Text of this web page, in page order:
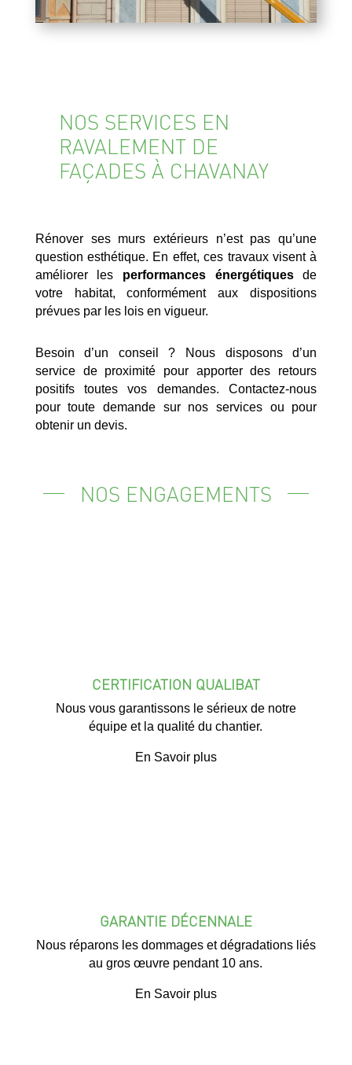
NOS SERVICES EN
RAVALEMENT DE
FAÇADES À CHAVANAY
Rénover ses murs extérieurs n’est pas qu’une
question esthétique. En effet, ces travaux visent à
améliorer les performances énergétiquesde
votre habitat, conformément aux dispositions
prévues par les lois en vigueur.
Besoin d’un conseil ? Nous disposons d’un
service de proximité pour apporter des retours
positifs toutes vos demandes. Contactez-nous
pour toute demande sur nos services ou pour
obtenir un devis.
NOS ENGAGEMENTS
CERTIFICATION QUALIBAT
Nous vous garantissons le sérieux de notre
équipe et la qualité du chantier.
En Savoir plus
GARANTIE DÉCENNALE
Nous réparons les dommages et dégradations liés
au gros œuvre pendant 10 ans.
En Savoir plus